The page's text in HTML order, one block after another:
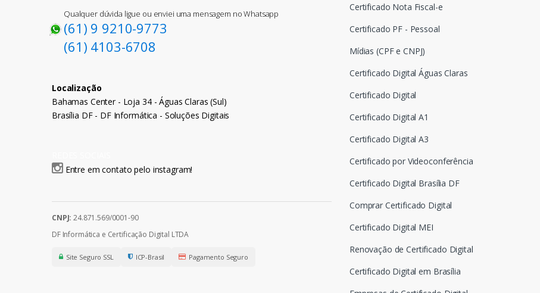
Certificado Nota Fiscal-e
Certificado PF - Pessoal
Mídias (CPF e CNPJ)
Certificado Digital Águas Claras
Certificado Digital
Certificado Digital A1
Certificado Digital A3
Certificado por Videoconferência
Certificado Digital Brasília DF
Comprar Certificado Digital
Certificado Digital MEI
Renovação de Certificado Digital
Certificado Digital em Brasília
Qualquer dúvida ligue ou enviei uma mensagem no Whatsapp
(61) 9 9210-9773
(61) 4103-6708
Localização
Bahamas Center - Loja 34 - Águas Claras (Sul)
Brasília DF - DF Informática - Soluções Digitais
Entre em contato pelo instagram!
CNPJ: 24.871.569/0001-90
DF Informática e Certificação Digital LTDA
Site Seguro SSL ICP-Brasil Pagamento Seguro